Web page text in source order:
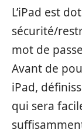
L’iPad est
sécurité/
mot de
Avant de
iPad,
qui sera